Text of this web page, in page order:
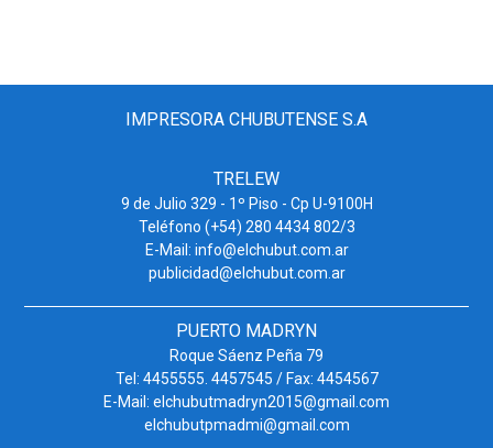
IMPRESORA CHUBUTENSE S.A
TRELEW
9 de Julio 329 - 1º Piso - Cp U-9100H
Teléfono (+54) 280 4434 802/3
E-Mail: info@elchubut.com.ar
publicidad@elchubut.com.ar
PUERTO MADRYN
Roque Sáenz Peña 79
Tel: 4455555. 4457545 / Fax: 4454567
E-Mail: elchubutmadryn2015@gmail.com
elchubutpmadmi@gmail.com